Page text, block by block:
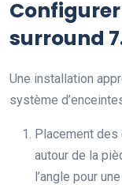
surround
Une installation
système
Placement
autour de la
l’angle pour